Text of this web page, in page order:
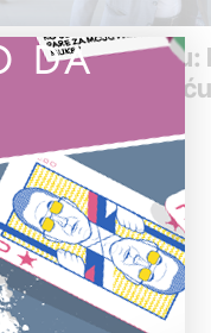
na suđenju:
–
april 2022.
DA